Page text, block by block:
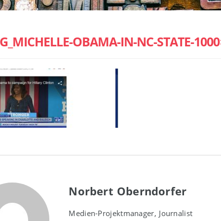
OBAMA-IN-NC-STATE-
Norbert Oberndorfer
Medien-Projektmanager, Journalist